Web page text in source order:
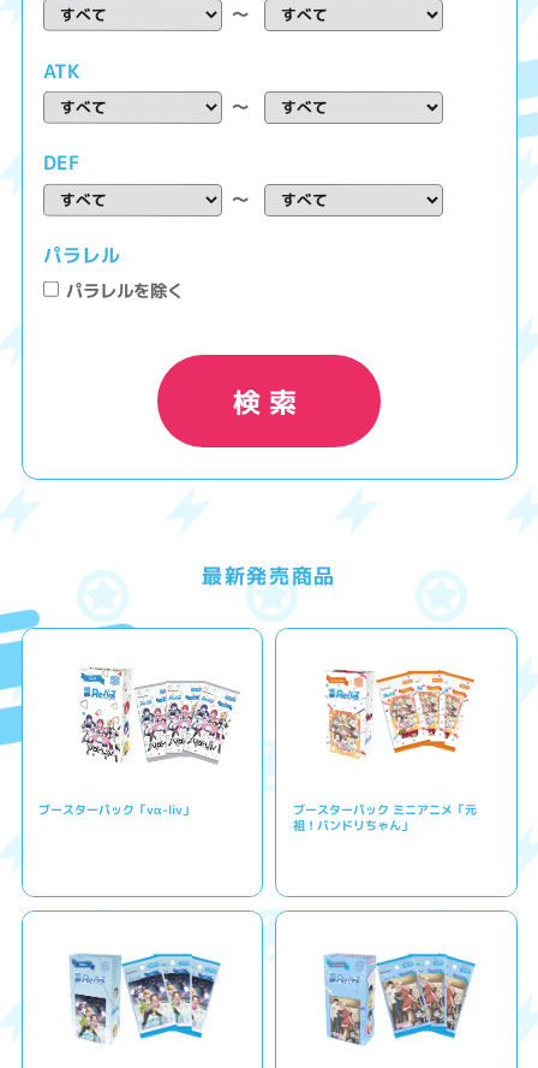
～
ATK
～
DEF
～
パラレル
パラレルを除く
検索
最新発売商品
ブースターパック「vα-liv」
ブースターパック ミニアニメ「元
祖！バンドリちゃん」